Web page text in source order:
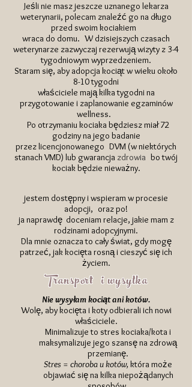
Jeśli nie masz jeszcze uznanego lekarza
weterynarii, polecam znaleźć go na długo
przed swoim kociakiem
wraca do domu. W dzisiejszych czasach
weterynarze zazwyczaj rezerwują wizyty z 3-4
tygodniowym wyprzedzeniem.
Staram się, aby adopcja kociąt w wieku około
8-10 tygodni
właściciele mają kilka tygodni na
przygotowanie i zaplanowanie egzaminów
wellness.
Po otrzymaniu kociaka będziesz miał 72
godziny na jego badanie
przezlicencjonowanego DVM (w niektórych
stanach VMD) lub gwarancja zdrowia bo twój
kociak będzie nieważny.
jestem dostępny i wspieram w procesie
adopcji, oraz po!
ja naprawdę doceniam relacje, jakie mam z
rodzinami adopcyjnymi.
Dla mnie oznacza to cały świat, gdy mogę
patrzeć, jak kocięta rosną i cieszyć się ich
życiem.
Transport i wysyłka
Nie wysyłam kociąt ani kotów.
Wolę, aby kocięta i koty odbierali ich nowi
właściciele.
Minimalizuje to stres kociaka/kota i
maksymalizuje jego szansę na zdrową
przemianę.
Stres = choroba u kotów, która może
objawiać się na kilka niepożądanych